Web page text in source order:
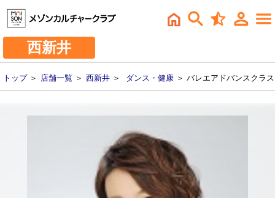
西新井
トップ＞ 店舗一覧 ＞ 西新井 ＞ ダンス・健康 ＞ バレエアドバンスクラス